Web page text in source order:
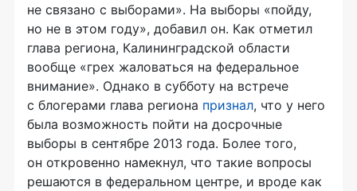
не связано с выборами». На выборы «пойду,
но не в этом году», добавил он. Как отметил
глава региона, Калининградской области
вообще «грех жаловаться на федеральное
внимание». Однако в субботу на встрече
с блогерами глава региона признал, что у него
была возможность пойти на досрочные
выборы в сентябре 2013 года. Более того,
он откровенно намекнул, что такие вопросы
решаются в федеральном центре, и вроде как